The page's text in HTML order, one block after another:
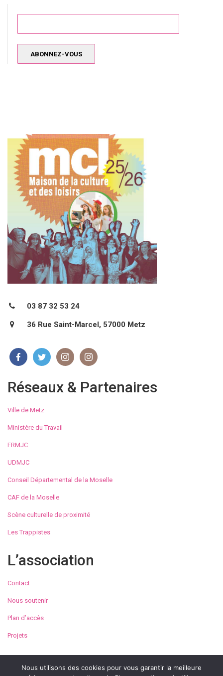
03 87 32 53 24
36 Rue Saint-Marcel, 57000 Metz
Réseaux & Partenaires
Ville de Metz
Ministère du Travail
FRMJC
UDMJC
Conseil Départemental de la Moselle
CAF de la Moselle
Scène culturelle de proximité
Les Trappistes
L’association
Contact
Nous soutenir
Plan d’accès
Projets
Nous utilisons des cookies pour vous garantir la meilleure